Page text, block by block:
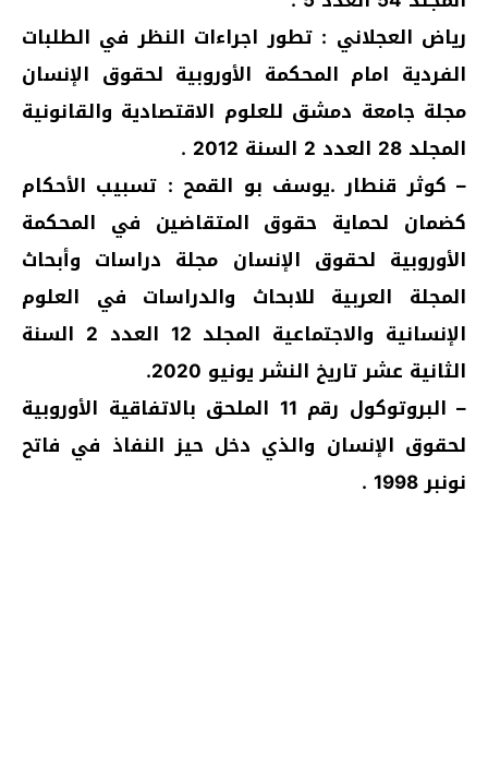
رياض العجلاني : تطور اجراءات النظر في الطلبات
الفردية امام المحكمة الأوروبية لحقوق الإنسان
مجلة جامعة دمشق للعلوم الاقتصادية والقانونية
المجلد 28 العدد 2 السنة 2012 .
– كوثر قنطار .يوسف بو القمح : تسبيب الأحكام
كضمان لحماية حقوق المتقاضين في المحكمة
الأوروبية لحقوق الإنسان مجلة دراسات وأبحاث
المجلة العربية للابحاث والدراسات في العلوم
الإنسانية والاجتماعية المجلد 12 العدد 2 السنة
الثانية عشر تاريخ النشر يونيو 2020.
– البروتوكول رقم 11 الملحق بالاتفاقية الأوروبية
لحقوق الإنسان والذي دخل حيز النفاذ في فاتح
نونبر 1998 .